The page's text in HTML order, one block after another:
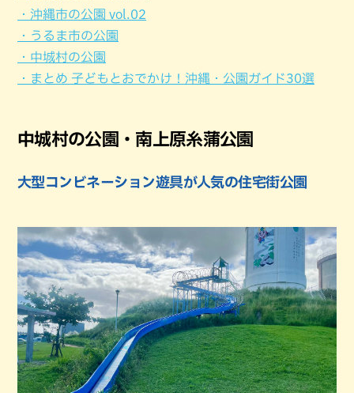
・沖縄市の公園 vol.02
・うるま市の公園
・中城村の公園
・まとめ 子どもとおでかけ！沖縄・公園ガイド30選
中城村の公園・南上原糸蒲公園
大型コンビネーション遊具が人気の住宅街公園